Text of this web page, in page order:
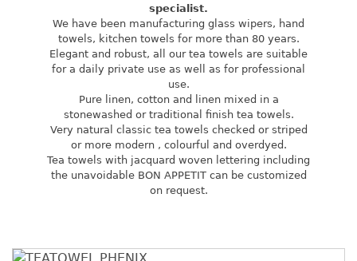
specialist.
We have been manufacturing glass wipers, hand
towels, kitchen towels for more than 80 years.
Elegant and robust, all our tea towels are suitable
for a daily private use as well as for professional
use.
Pure linen, cotton and linen mixed in a
stonewashed or traditional finish tea towels.
Very natural classic tea towels checked or striped
or more modern , colourful and overdyed.
Tea towels with jacquard woven lettering including
the unavoidable BON APPETIT can be customized
on request.